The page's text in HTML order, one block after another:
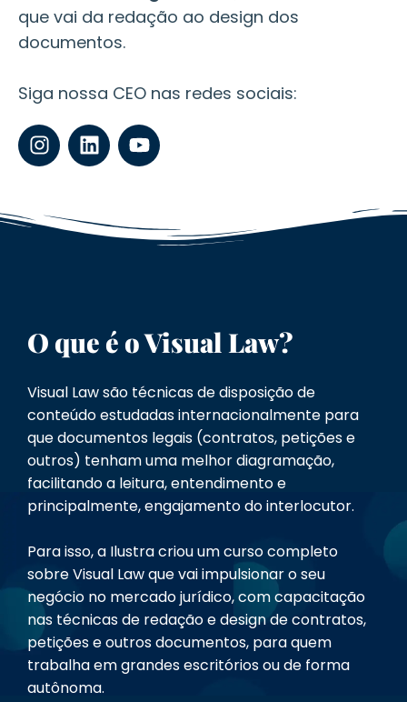
que vai da redação ao design dos
documentos.
Siga nossa CEO nas redes sociais:
O que é o Visual Law?
Visual Law são técnicas de disposição de
conteúdo estudadas internacionalmente para
que documentos legais (contratos, petições e
outros) tenham uma melhor diagramação,
facilitando a leitura, entendimento e
principalmente, engajamento do interlocutor.
Para isso, a Ilustra criou um curso completo
sobre Visual Law que vai impulsionar o seu
negócio no mercado jurídico, com capacitação
nas técnicas de redação e design de contratos,
petições e outros documentos, para quem
trabalha em grandes escritórios ou de forma
autônoma.